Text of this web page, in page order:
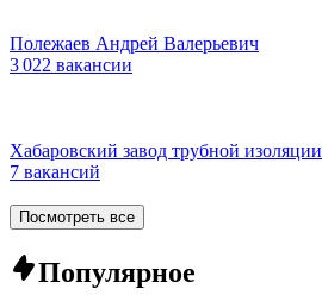
Полежаев Андрей Валерьевич
3 022 вакансии
Хабаровский завод трубной изоляции
7 вакансий
Посмотреть все
Популярное